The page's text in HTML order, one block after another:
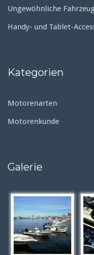
Ungewöhnliche
Handy- und Tablet-
Kategorien
Motorenarten
Motorenkunde
Galerie